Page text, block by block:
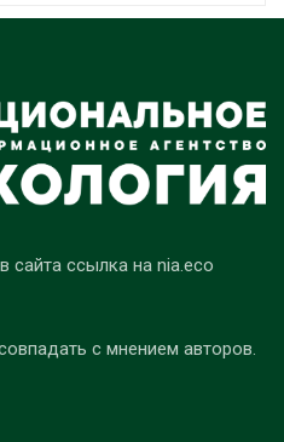
сайта ссылка на nia.eco
с мнением авторов.